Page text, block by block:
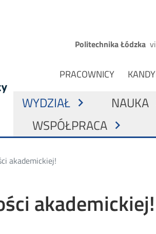
Górne menu
Politechnika Łódzka
NAWIGACJA Z
PRACOWNICY
GŁÓWNA NAWIGACJA
WYDZIAŁ chevron_right NAUKA
WSPÓŁPRACA chevron_right
akademickiej!
akademickiej!